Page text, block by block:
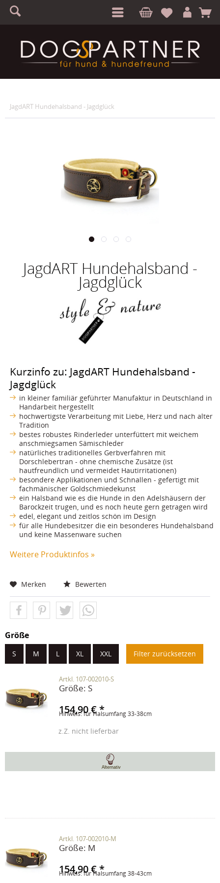
S A
JagdART Hundehalsband - Jagdglück
JagdART Hundehalsband -
Jagdglück
Kurzinfo zu: JagdART Hundehalsband -
Jagdglück
in kleiner familiär geführter Manufaktur in Deutschland in
Handarbeit hergestellt
hochwertigste Verarbeitung mit Liebe, Herz und nach alter
Tradition
bestes robustes Rinderleder unterfüttert mit weichem
anschmiegsamen Sämischleder
natürliches traditionelles Gerbverfahren mit
Dorschlebertran - ohne chemische Zusätze (ist
hautfreundlich und vermeidet Hautirritationen)
besondere Applikationen und Schnallen - gefertigt mit
fachmänischer Goldschmiedekunst
ein Halsband wie es die Hunde in den Adelshäusern der
Barockzeit trugen, und es noch heute gern getragen wird
edel, elegant und zeitlos schön im Design
für alle Hundebesitzer die ein besonderes Hundehalsband
und keine Massenware suchen
Weitere Produktinfos »
Merken Bewerten
Größe
S M L XL XXL Filter zurücksetzen
Artkl. 107-002010-S
Hinweis: für Halsumfang 33-38cm
Größe: S
z.Z. nicht lieferbar
Alternativ
154,90 € *
Artkl. 107-002010-M
Hinweis: für Halsumfang 38-43cm
Größe: M
154,90 € *